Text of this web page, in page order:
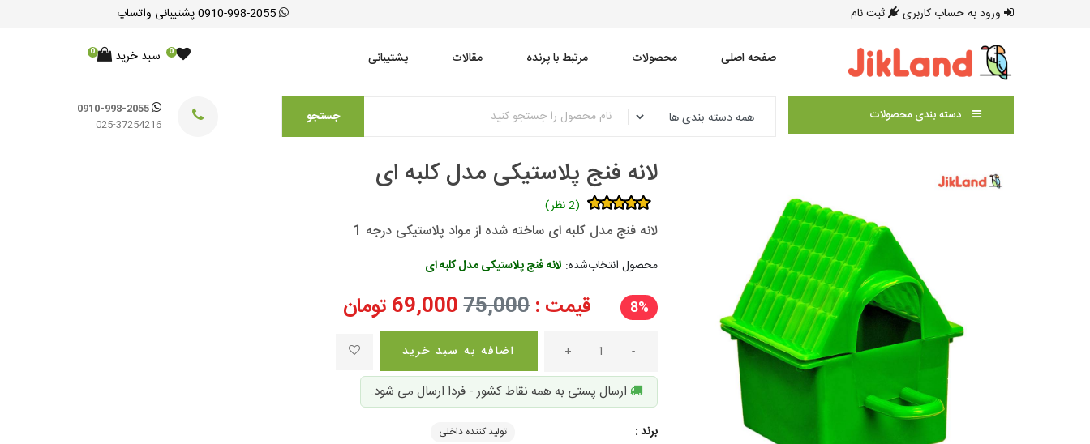
ورود به حساب کاربری ثبت نام 0910-998-2055پشتیبانی واتساپ
صفحه اصلی محصولات مرتبط با پرنده مقالات پشتیبانی 0 سبد خرید 0
دسته بندی محصولات جستجو
0910-998-2055
025-37254216
لانه فنج پلاستیکی مدل کلبه ای
(2 نظر)
لانه فنج مدل کلبه ای ساخته شده از مواد پلاستیکی درجه 1
محصول انتخاب‌شده: لانه فنج پلاستیکی مدل کلبه ای
8% قیمت :75,000
69,000 تومان
-
+ اضافه به سبد خرید
ارسال پستی به همه نقاط کشور - فردا ارسال می شود.
برند : تولید کننده داخلی